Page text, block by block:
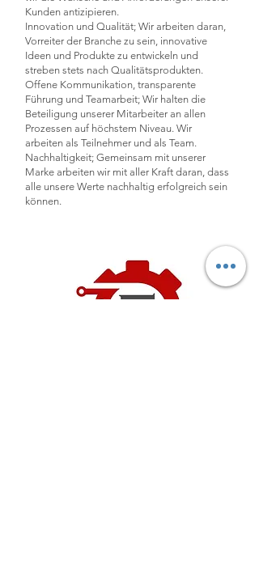
Kunden antizipieren.
Innovation und Qualität; Wir arbeiten daran,
Vorreiter der Branche zu sein, innovative
Ideen und Produkte zu entwickeln und
streben stets nach Qualitätsprodukten.
Offene Kommunikation, transparente
Führung und Teamarbeit; Wir halten die
Beteiligung unserer Mitarbeiter an allen
Prozessen auf höchstem Niveau. Wir
arbeiten als Teilnehmer und als Team.
Nachhaltigkeit; Gemeinsam mit unserer
Marke arbeiten wir mit aller Kraft daran, dass
alle unsere Werte nachhaltig erfolgreich sein
können.